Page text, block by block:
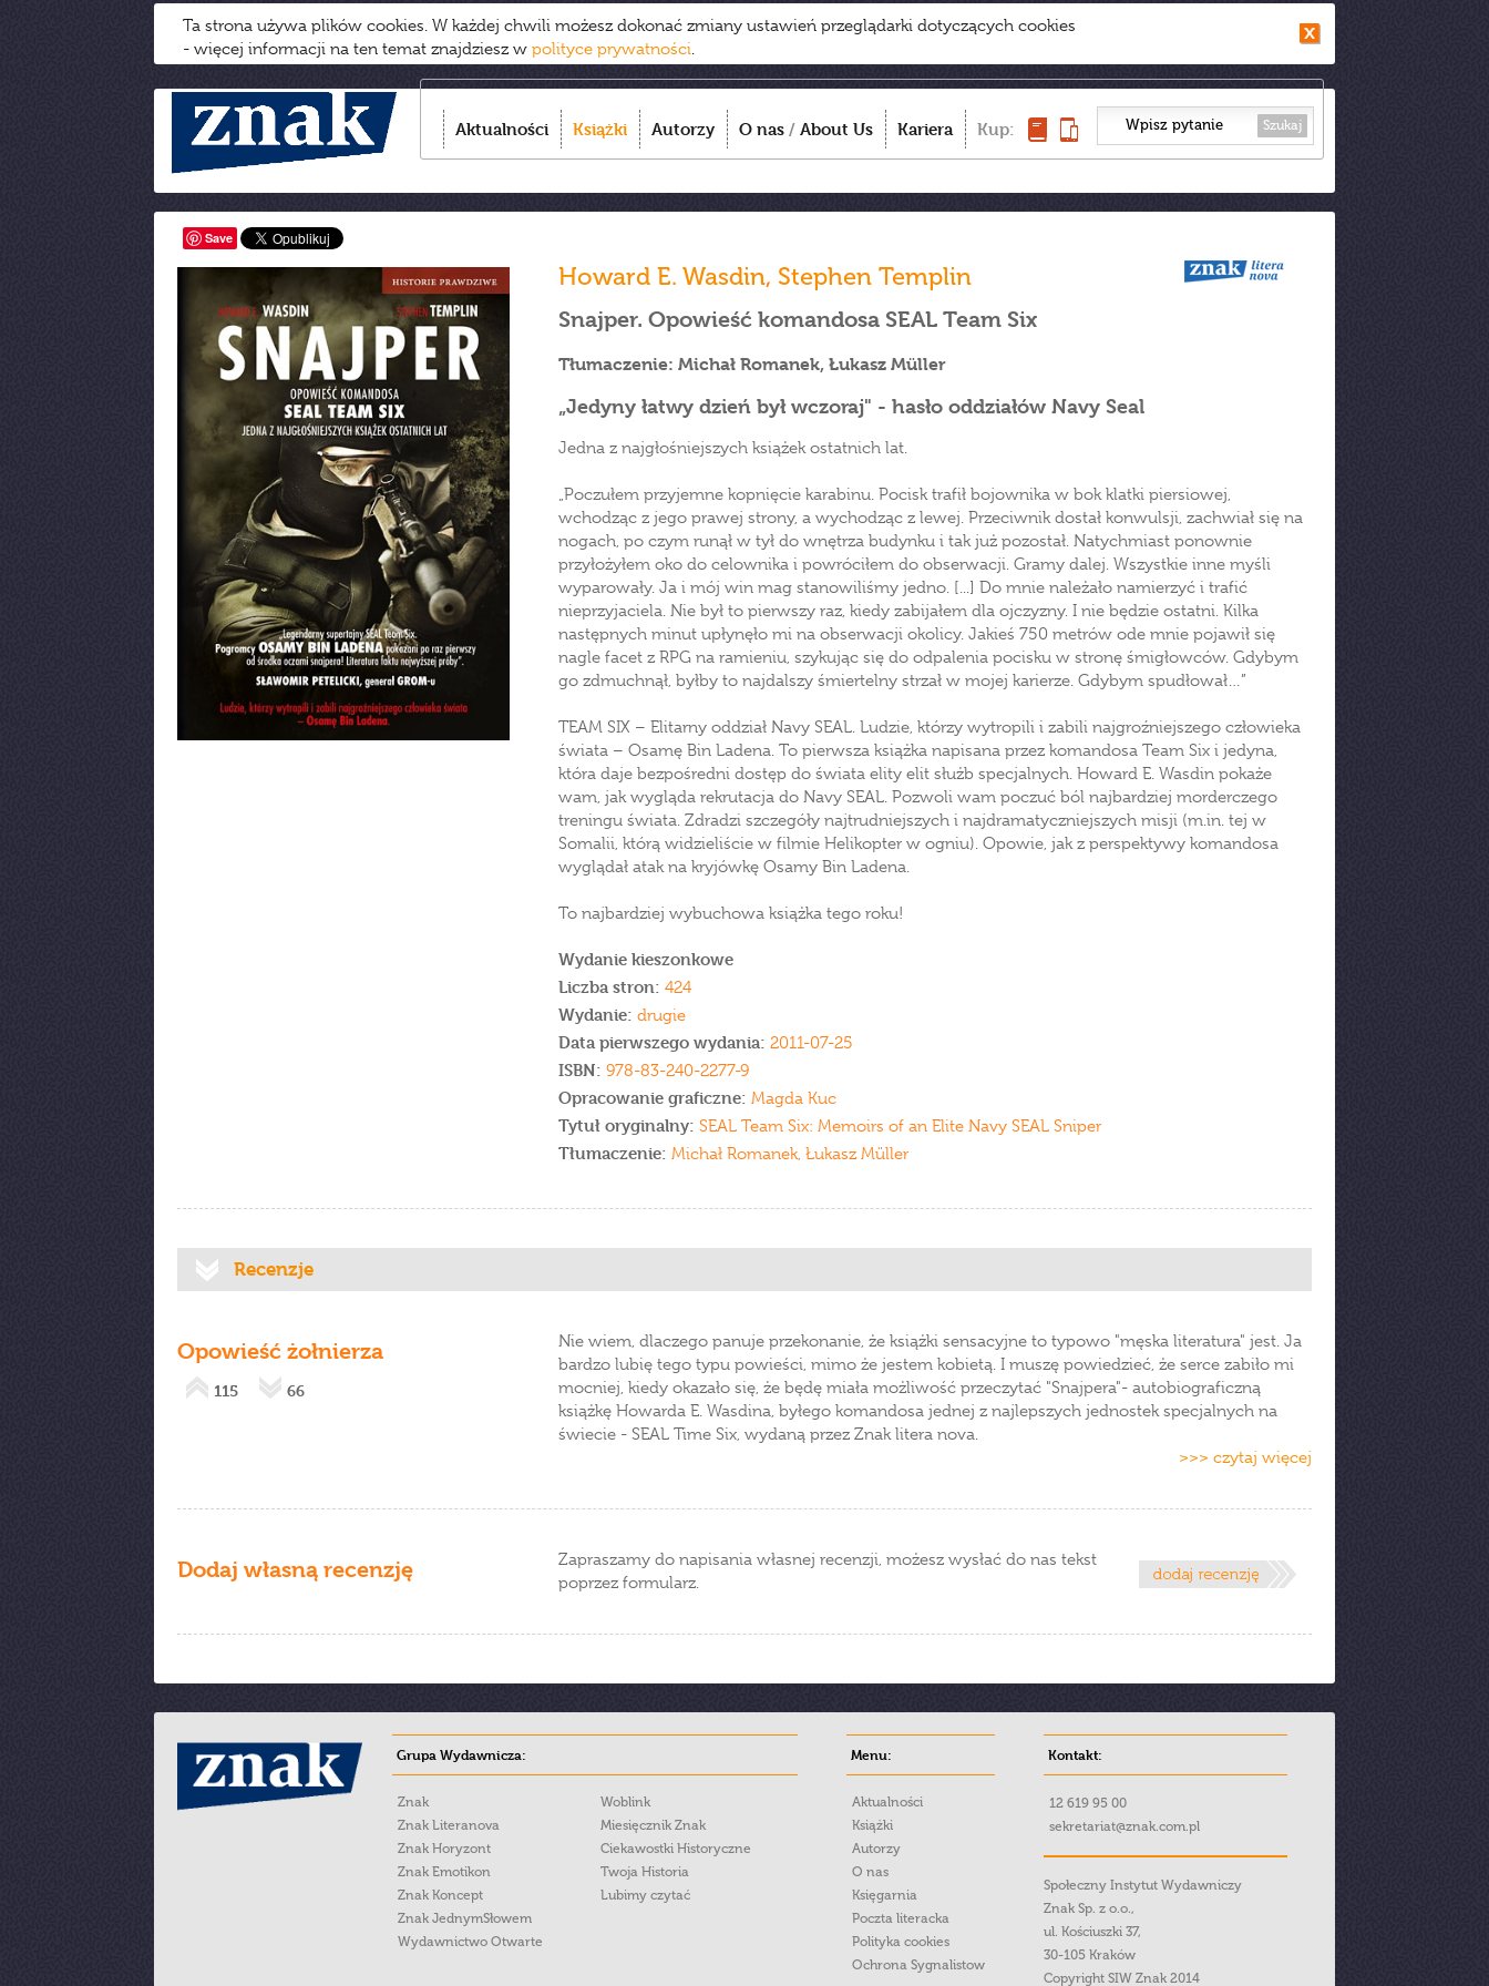
Ta strona używa plików cookies. W każdej chwili możesz dokonać zmiany ustawień przeglądarki dotyczących cookies
- więcej informacji na ten temat znajdziesz w polityce prywatności.
Aktualności Książki Autorzy O nas / About Us Kariera Kup: Szukaj
Save
Howard E. Wasdin, Stephen Templin
Snajper. Opowieść komandosa SEAL Team Six
Tłumaczenie: Michał Romanek, Łukasz Müller
„Jedyny łatwy dzień był wczoraj" - hasło oddziałów Navy Seal
Jedna z najgłośniejszych książek ostatnich lat.
„Poczułem przyjemne kopnięcie karabinu. Pocisk trafił bojownika w bok klatki piersiowej,
wchodząc z jego prawej strony, a wychodząc z lewej. Przeciwnik dostał konwulsji, zachwiał się na
nogach, po czym runął w tył do wnętrza budynku i tak już pozostał. Natychmiast ponownie
przyłożyłem oko do celownika i powróciłem do obserwacji. Gramy dalej. Wszystkie inne myśli
wyparowały. Ja i mój win mag stanowiliśmy jedno. [...] Do mnie należało namierzyć i trafić
nieprzyjaciela. Nie był to pierwszy raz, kiedy zabijałem dla ojczyzny. I nie będzie ostatni. Kilka
następnych minut upłynęło mi na obserwacji okolicy. Jakieś 750 metrów ode mnie pojawił się
nagle facet z RPG na ramieniu, szykując się do odpalenia pocisku w stronę śmigłowców. Gdybym
go zdmuchnął, byłby to najdalszy śmiertelny strzał w mojej karierze. Gdybym spudłował…”
TEAM SIX – Elitarny oddział Navy SEAL. Ludzie, którzy wytropili i zabili najgroźniejszego człowieka
świata – Osamę Bin Ladena. To pierwsza książka napisana przez komandosa Team Six i jedyna,
która daje bezpośredni dostęp do świata elity elit służb specjalnych. Howard E. Wasdin pokaże
wam, jak wygląda rekrutacja do Navy SEAL. Pozwoli wam poczuć ból najbardziej morderczego
treningu świata. Zdradzi szczegóły najtrudniejszych i najdramatyczniejszych misji (m.in. tej w
Somalii, którą widzieliście w filmie Helikopter w ogniu). Opowie, jak z perspektywy komandosa
wyglądał atak na kryjówkę Osamy Bin Ladena.
To najbardziej wybuchowa książka tego roku!
Wydanie kieszonkowe
Liczba stron: 424
Wydanie: drugie
Data pierwszego wydania: 2011-07-25
ISBN: 978-83-240-2277-9
Opracowanie graficzne: Magda Kuc
Tytuł oryginalny: SEAL Team Six: Memoirs of an Elite Navy SEAL Sniper
Tłumaczenie: Michał Romanek, Łukasz Müller
Recenzje
Opowieść żołnierza
115 66
Nie wiem, dlaczego panuje przekonanie, że książki sensacyjne to typowo "męska literatura" jest. Ja
bardzo lubię tego typu powieści, mimo że jestem kobietą. I muszę powiedzieć, że serce zabiło mi
mocniej, kiedy okazało się, że będę miała możliwość przeczytać "Snajpera"- autobiograficzną
książkę Howarda E. Wasdina, byłego komandosa jednej z najlepszych jednostek specjalnych na
świecie - SEAL Time Six, wydaną przez Znak litera nova.
>>> czytaj więcej
Dodaj własną recenzję
Zapraszamy do napisania własnej recenzji, możesz wysłać do nas tekst
poprzez formularz.
Grupa Wydawnicza:
Znak
Znak Literanova
Znak Horyzont
Znak Emotikon
Znak Koncept
Znak JednymSłowem
Wydawnictwo Otwarte
Woblink
Miesięcznik Znak
Ciekawostki Historyczne
Twoja Historia
Lubimy czytać
Menu:
Aktualności
Książki
Autorzy
O nas
Księgarnia
Poczta literacka
Polityka cookies
Ochrona Sygnalistow
Kontakt:
12 619 95 00
sekretariat@znak.com.pl
Społeczny Instytut Wydawniczy
Znak Sp. z o.o.,
ul. Kościuszki 37,
30-105 Kraków
Copyright SIW Znak 2014